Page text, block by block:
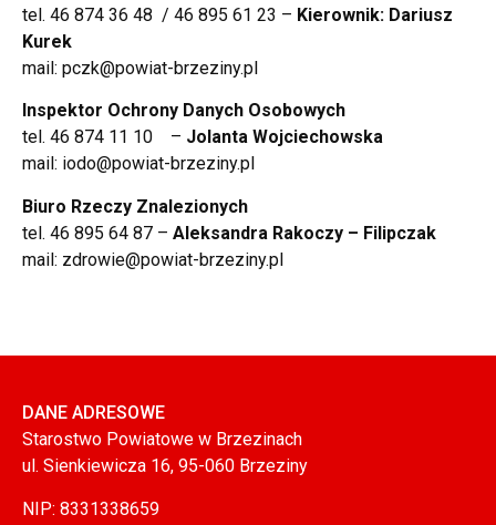
tel. 46 874 36 48 / 46 895 61 23 – Kierownik: Dariusz
Kurek
mail: pczk@powiat-brzeziny.pl
Inspektor Ochrony Danych Osobowych
tel. 46 874 11 10 – Jolanta Wojciechowska
mail: iodo@powiat-brzeziny.pl
Biuro Rzeczy Znalezionych
tel. 46 895 64 87 – Aleksandra Rakoczy – Filipczak
mail: zdrowie@powiat-brzeziny.pl
DANE ADRESOWE
Starostwo Powiatowe w Brzezinach
ul. Sienkiewicza 16, 95-060 Brzeziny
NIP: 8331338659